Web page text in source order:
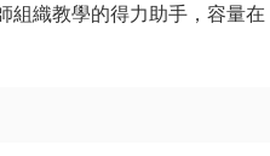
組織教學的得力助手，容量在